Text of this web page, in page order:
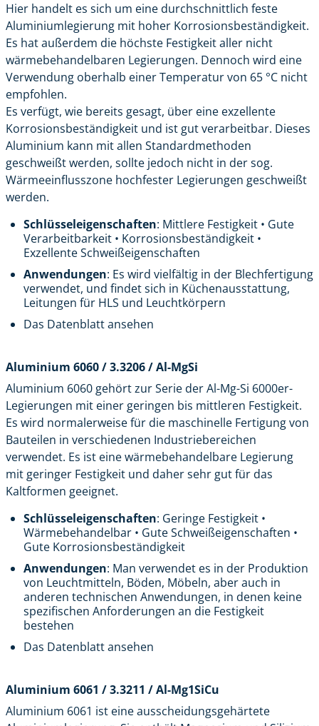
Hier handelt es sich um eine durchschnittlich feste
Aluminiumlegierung mit hoher Korrosionsbeständigkeit.
Es hat außerdem die höchste Festigkeit aller nicht
wärmebehandelbaren Legierungen. Dennoch wird eine
Verwendung oberhalb einer Temperatur von 65 °C nicht
empfohlen.
Es verfügt, wie bereits gesagt, über eine exzellente
Korrosionsbeständigkeit und ist gut verarbeitbar. Dieses
Aluminium kann mit allen Standardmethoden
geschweißt werden, sollte jedoch nicht in der sog.
Wärmeeinflusszone hochfester Legierungen geschweißt
werden.
Schlüsseleigenschaften: Mittlere Festigkeit • Gute
Verarbeitbarkeit • Korrosionsbeständigkeit •
Exzellente Schweißeigenschaften
Anwendungen: Es wird vielfältig in der Blechfertigung
verwendet, und findet sich in Küchenausstattung,
Leitungen für HLS und Leuchtkörpern
Das Datenblatt ansehen
Aluminium 6060 / 3.3206 / Al-MgSi
Aluminium 6060 gehört zur Serie der Al-Mg-Si 6000er-
Legierungen mit einer geringen bis mittleren Festigkeit.
Es wird normalerweise für die maschinelle Fertigung von
Bauteilen in verschiedenen Industriebereichen
verwendet. Es ist eine wärmebehandelbare Legierung
mit geringer Festigkeit und daher sehr gut für das
Kaltformen geeignet.
Schlüsseleigenschaften: Geringe Festigkeit •
Wärmebehandelbar • Gute Schweißeigenschaften •
Gute Korrosionsbeständigkeit
Anwendungen: Man verwendet es in der Produktion
von Leuchtmitteln, Böden, Möbeln, aber auch in
anderen technischen Anwendungen, in denen keine
spezifischen Anforderungen an die Festigkeit
bestehen
Das Datenblatt ansehen
Aluminium 6061 / 3.3211 / Al-Mg1SiCu
Aluminium 6061 ist eine ausscheidungsgehärtete